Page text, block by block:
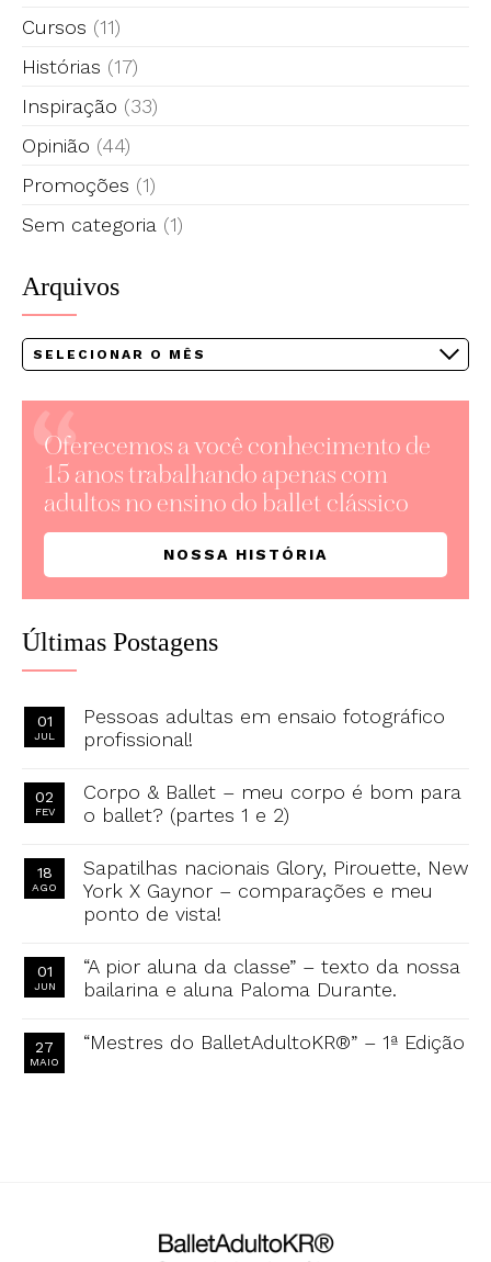
Cursos (11)
Histórias (17)
Inspiração (33)
Opinião (44)
Promoções (1)
Sem categoria (1)
Arquivos
Arquivos
Oferecemos a você conhecimento de
15 anos trabalhando apenas com
adultos no ensino do ballet clássico
NOSSA HISTÓRIA
Últimas Postagens
01
JUL
Pessoas adultas em ensaio fotográfico
profissional!
02
FEV
Corpo & Ballet – meu corpo é bom para
o ballet? (partes 1 e 2)
18
AGO
Sapatilhas nacionais Glory, Pirouette, New
York X Gaynor – comparações e meu
ponto de vista!
01
JUN
“A pior aluna da classe” – texto da nossa
bailarina e aluna Paloma Durante.
27
MAIO
“Mestres do BalletAdultoKR®” – 1ª Edição